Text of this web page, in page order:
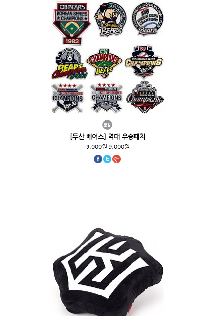
[두산 베어스] 역대 우승패치
9,000원9,000원